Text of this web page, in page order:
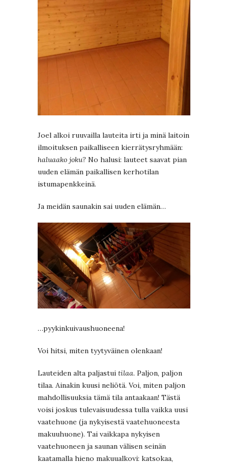
Joel alkoi ruuvailla lauteita irti ja minä laitoin
ilmoituksen paikalliseen kierrätysryhmään:
haluaako joku? No halusi: lauteet saavat pian
uuden elämän paikallisen kerhotilan
istumapenkkeinä.
Ja meidän saunakin sai uuden elämän…
…pyykinkuivaushuoneena!
Voi hitsi, miten tyytyväinen olenkaan!
Lauteiden alta paljastui tilaa. Paljon, paljon
tilaa. Ainakin kuusi neliötä. Voi, miten paljon
mahdollisuuksia tämä tila antaakaan! Tästä
voisi joskus tulevaisuudessa tulla vaikka uusi
vaatehuone (ja nykyisestä vaatehuoneesta
makuuhuone). Tai vaikkapa nykyisen
vaatehuoneen ja saunan välisen seinän
kaatamalla hieno makuualkovi: katsokaa,